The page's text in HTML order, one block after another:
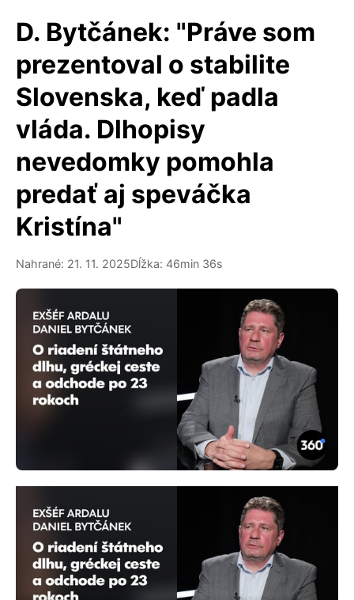
D. Bytčánek: "Práve som
prezentoval o stabilite
Slovenska, keď padla
vláda. Dlhopisy
nevedomky pomohla
predať aj speváčka
Kristína"
Nahrané: 21. 11. 2025Dĺžka: 46min 36s